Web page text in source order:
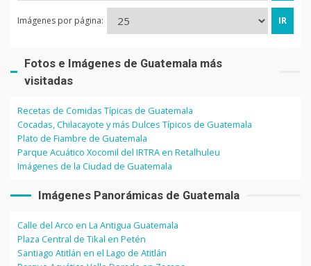
Imágenes por página:
Fotos e Imágenes de Guatemala más
visitadas
Recetas de Comidas Típicas de Guatemala
Cocadas, Chilacayote y más Dulces Típicos de Guatemala
Plato de Fiambre de Guatemala
Parque Acuático Xocomil del IRTRA en Retalhuleu
Imágenes de la Ciudad de Guatemala
Imágenes Panorámicas de Guatemala
Calle del Arco en La Antigua Guatemala
Plaza Central de Tikal en Petén
Santiago Atitlán en el Lago de Atitlán